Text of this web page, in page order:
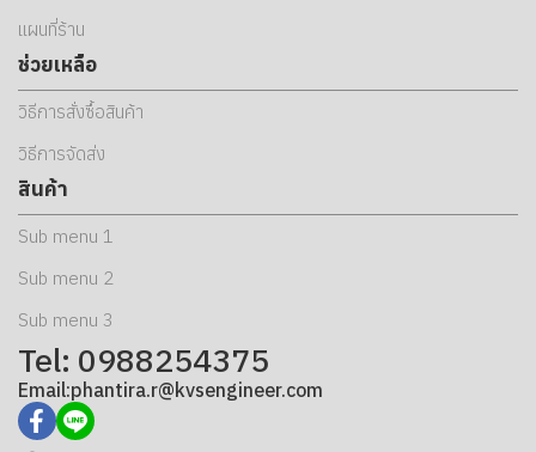
แผนที่ร้าน
ช่วยเหลือ
วิธีการสั่งซื้อสินค้า
วิธีการจัดส่ง
สินค้า
Sub menu 1
Sub menu 2
Sub menu 3
Tel: 0988254375
Email:phantira.r@kvsengineer.com